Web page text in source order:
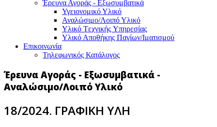
Έρευνα Αγοράς - Εξωσυμβατικά
Υγειονομικό Υλικό
Αναλώσιμο/Λοιπό Υλικό
Υλικό Tεχνικής Yπηρεσίας
Υλικό Αποθήκης Παγίων/Ιματισμού
Επικοινωνία
Τηλεφωνικός Κατάλογος
Έρευνα Αγοράς - Εξωσυμβατικά -
Αναλώσιμο/Λοιπό Υλικό
18/2024. ΓΡΑΦΙΚΗ ΥΛΗ